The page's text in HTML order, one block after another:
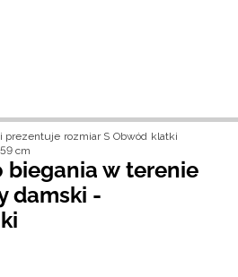
prezentuje rozmiar S Obwód klatki
cm
biegania w terenie
damski -